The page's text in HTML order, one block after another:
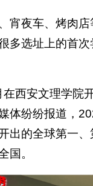
宵夜车、烤肉
多选址上的首次
西安文理学院
体纷纷报道，
出的全球第一
国。